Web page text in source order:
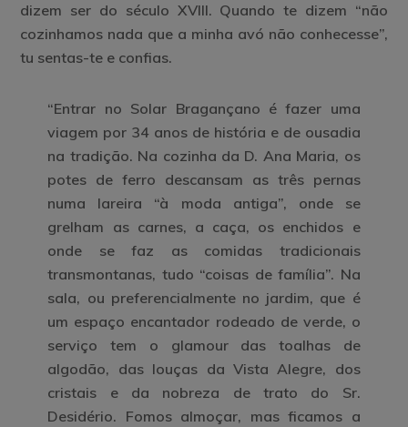
dizem ser do século XVIII. Quando te dizem “não
cozinhamos nada que a minha avó não conhecesse”,
tu sentas-te e confias.
“Entrar no Solar Bragançano é fazer uma
viagem por 34 anos de história e de ousadia
na tradição. Na cozinha da D. Ana Maria, os
potes de ferro descansam as três pernas
numa lareira “à moda antiga”, onde se
grelham as carnes, a caça, os enchidos e
onde se faz as comidas tradicionais
transmontanas, tudo “coisas de família”. Na
sala, ou preferencialmente no jardim, que é
um espaço encantador rodeado de verde, o
serviço tem o glamour das toalhas de
algodão, das louças da Vista Alegre, dos
cristais e da nobreza de trato do Sr.
Desidério. Fomos almoçar, mas ficamos a